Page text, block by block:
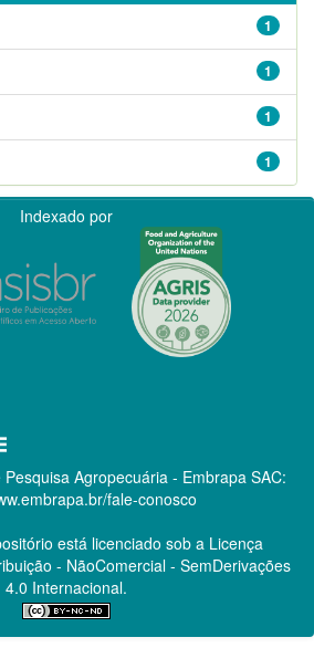
1
1
1
1
Indexado por
Agropecuária - Embrapa SAC:
fale-conosco
está licenciado sob a Licença
- NãoComercial - SemDerivações
4.0 Internacional.